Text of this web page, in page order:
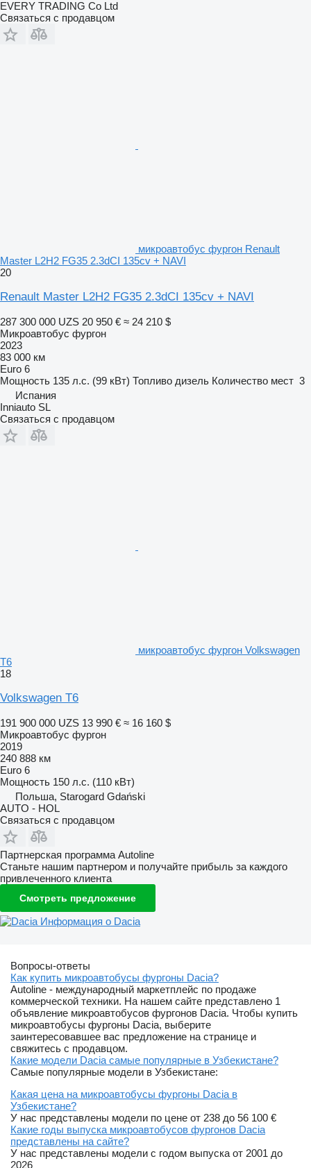
EVERY TRADING Co Ltd
Связаться с продавцом
микроавтобус фургон Renault
Master L2H2 FG35 2.3dCI 135cv + NAVI
20
Renault Master L2H2 FG35 2.3dCI 135cv + NAVI
287 300 000 UZS 20 950 € ≈ 24 210 $
Микроавтобус фургон
2023
83 000 км
Euro 6
Мощность 135 л.с. (99 кВт) Топливо дизель Количество мест 3
Испания
Inniauto SL
Связаться с продавцом
микроавтобус фургон Volkswagen
T6
18
Volkswagen T6
191 900 000 UZS 13 990 € ≈ 16 160 $
Микроавтобус фургон
2019
240 888 км
Euro 6
Мощность 150 л.с. (110 кВт)
Польша, Starogard Gdański
AUTO - HOL
Связаться с продавцом
Партнерская программа Autoline
Станьте нашим партнером и получайте прибыль за каждого
привлеченного клиента
Смотреть предложение
Информация о Dacia
Вопросы-ответы
Как купить микроавтобусы фургоны Dacia?
Autoline - международный маркетплейс по продаже
коммерческой техники. На нашем сайте представлено 1
объявление микроавтобусов фургонов Dacia. Чтобы купить
микроавтобусы фургоны Dacia, выберите
заинтересовавшее вас предложение на странице и
свяжитесь с продавцом.
Какие модели Dacia самые популярные в Узбекистане?
Самые популярные модели в Узбекистане:
Какая цена на микроавтобусы фургоны Dacia в
Узбекистане?
У нас представлены модели по цене от 238 до 56 100 €
Какие годы выпуска микроавтобусов фургонов Dacia
представлены на сайте?
У нас представлены модели с годом выпуска от 2001 до
2026